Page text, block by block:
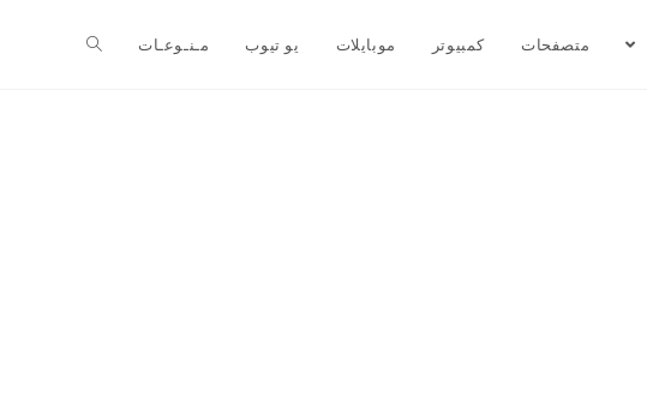
متصفحات كمبيوتر موبايلات يو تيوب مـنـوعـات